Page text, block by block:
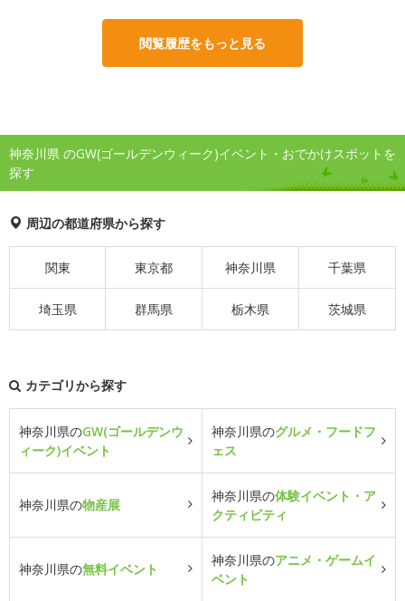
閲覧履歴をもっと見る
神奈川県 のGW(ゴールデンウィーク)イベント・おでかけスポットを
探す
周辺の都道府県から探す
関東 東京都 神奈川県 千葉県
埼玉県 群馬県 栃木県 茨城県
カテゴリから探す
神奈川県のGW(ゴールデンウ
ィーク)イベント
神奈川県のグルメ・フードフ
ェス
神奈川県の物産展
神奈川県の体験イベント・ア
クティビティ
神奈川県の無料イベント
神奈川県のアニメ・ゲームイ
ベント